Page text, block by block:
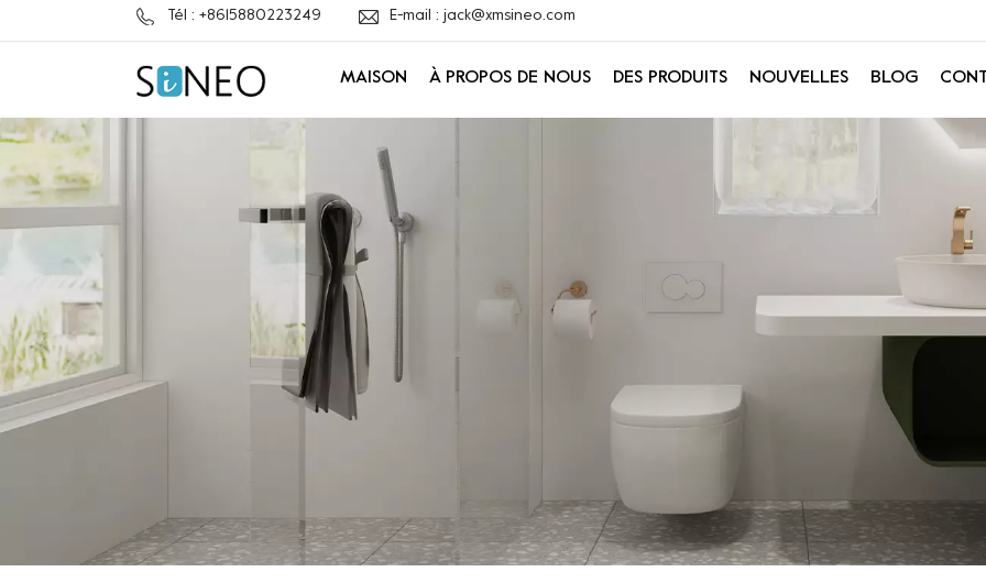
Tél : +8615880223249 E-mail : jack@xmsineo.com
MAISON À PROPOS DE NOUS DES PRODUITS NOUVELLES BLOG